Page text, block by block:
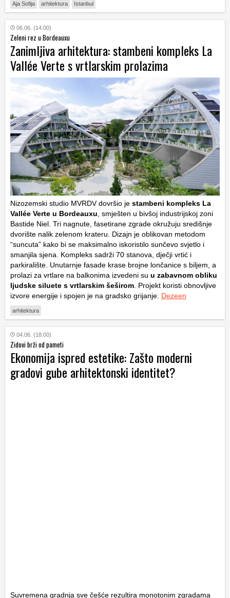
Aja Sofija arhitektura Istanbul
06.06. (14:00)
Zeleni rez u Bordeauxu
Zanimljiva arhitektura: stambeni kompleks La
Vallée Verte s vrtlarskim prolazima
Nizozemski studio MVRDV dovršio je stambeni kompleks La
Vallée Verte u Bordeauxu , smješten u bivšoj industrijskoj zoni
Bastide Niel. Tri nagnute, fasetirane zgrade okružuju središnje
dvorište nalik zelenom krateru. Dizajn je oblikovan metodom
“suncuta” kako bi se maksimalno iskoristilo sunčevo svjetlo i
smanjila sjena. Kompleks sadrži 70 stanova, dječji vrtić i
parkiralište. Unutarnje fasade krase brojne lončanice s biljem, a
prolazi za vrtlare na balkonima izvedeni su u zabavnom obliku
ljudske siluete s vrtlarskim šeširom . Projekt koristi obnovljive
izvore energije i spojen je na gradsko grijanje. Dezeen
arhitektura
04.06. (18:00)
Zidovi brži od pameti
Ekonomija ispred estetike: Zašto moderni
gradovi gube arhitektonski identitet?
Suvremena gradnja sve češće rezultira monotonim zgradama